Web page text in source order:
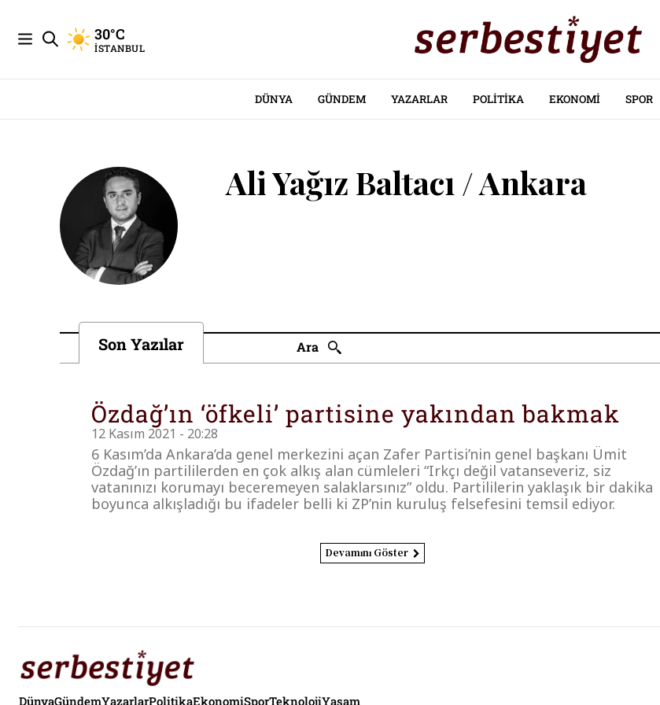
30°C
İSTANBUL
DÜNYA GÜNDEM YAZARLAR POLITIKA EKONOMI SPOR
Ali Yağız Baltacı / Ankara
Son Yazılar Ara
Özdağ’ın ‘öfkeli’ partisine yakından bakmak
12 Kasım 2021 - 20:28
6 Kasım’da Ankara’da genel merkezini açan Zafer Partisi’nin genel başkanı Ümit
Özdağ’ın partililerden en çok alkış alan cümleleri “Irkçı değil vatanseveriz, siz
vatanınızı korumayı beceremeyen salaklarsınız” oldu. Partililerin yaklaşık bir dakika
boyunca alkışladığı bu ifadeler belli ki ZP’nin kuruluş felsefesini temsil ediyor.
Devamını Göster
DünyaGündemYazarlarPolitikaEkonomiSporTeknolojiYaşam